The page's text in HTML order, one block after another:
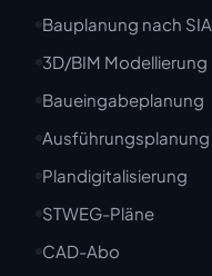
Bauplanung nach SIA
3D/BIM Modellierung
Baueingabeplanung
Ausführungsplanung
Plandigitalisierung
STWEG-Pläne
CAD-Abo